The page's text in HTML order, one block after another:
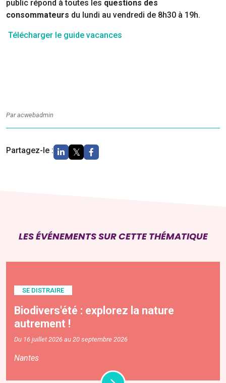
public répond à toutes les questions des
consommateurs du lundi au vendredi de 8h30 à 19h.
Télécharger le guide vacances
Par acwebadmin
Partagez-le :
LES ÉVÉNEMENTS SUR CETTE THÉMATIQUE
SE DISTRAIRE
Biodivers'été : explorez la nature
autrement !
Du 16 juillet 2026 au 20 septembre 2026
Nantes